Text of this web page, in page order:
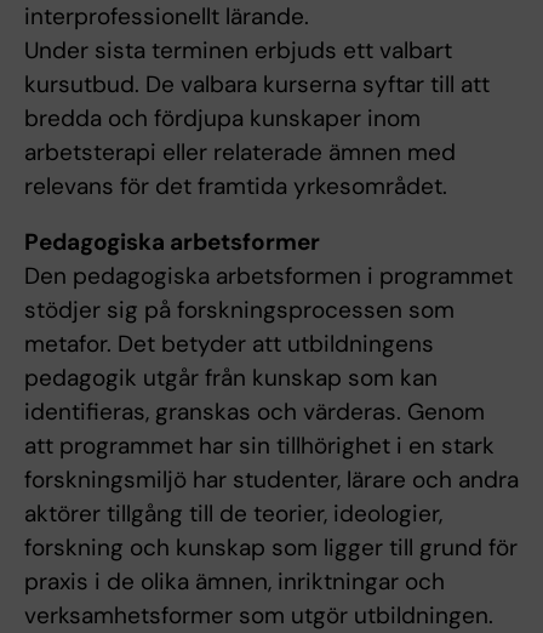
interprofessionellt lärande.
Under sista terminen erbjuds ett valbart
kursutbud. De valbara kurserna syftar till att
bredda och fördjupa kunskaper inom
arbetsterapi eller relaterade ämnen med
relevans för det framtida yrkesområdet.
Pedagogiska arbetsformer
Den pedagogiska arbetsformen i programmet
stödjer sig på forskningsprocessen som
metafor. Det betyder att utbildningens
pedagogik utgår från kunskap som kan
identifieras, granskas och värderas. Genom
att programmet har sin tillhörighet i en stark
forskningsmiljö har studenter, lärare och andra
aktörer tillgång till de teorier, ideologier,
forskning och kunskap som ligger till grund för
praxis i de olika ämnen, inriktningar och
verksamhetsformer som utgör utbildningen.